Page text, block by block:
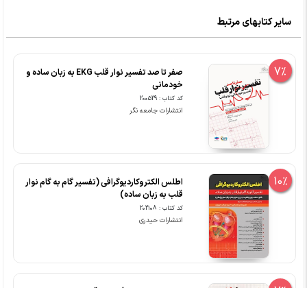
سایر کتابهای مرتبط
7%
صفر تا صد تفسیر نوار قلب EKG به زبان ساده و
خودمانی
کد کتاب : 200529
انتشارات جامعه نگر
10%
اطلس الکتروکاردیوگرافی (تفسیر گام به گام نوار
قلب به زبان ساده)
کد کتاب : 202108
انتشارات حیدری